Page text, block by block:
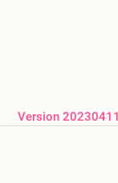
Version 20230411